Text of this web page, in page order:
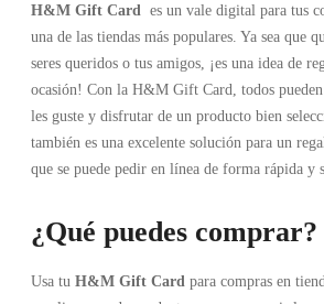
H&M Gift Card 1900 NOK
H&M Gift Card es un vale digital para tus
una de las tiendas más populares. Ya sea que
seres queridos o tus amigos, ¡es una idea de
ocasión! Con la H&M Gift Card, todos
les guste y disfrutar de un producto bien
también es una excelente solución para un
que se puede pedir en línea de forma rápida y
¿Qué puedes comprar?
Usa tu H&M Gift Card para compras en